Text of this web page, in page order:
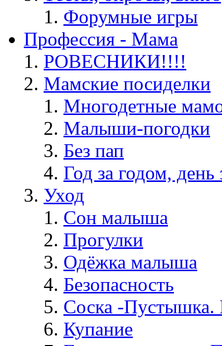
Форумные игры
Профессия - Мама
РОВЕСНИКИ!!!!
Мамские посиделки
Многодетные
Малыши-погодки
Без пап
Год за годом, день
Уход
Сон малыша
Прогулки
Одёжка малыша
Безопасность
Соска -
Купание